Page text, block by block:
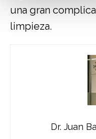
una gran
limpieza.
Dr. Juan